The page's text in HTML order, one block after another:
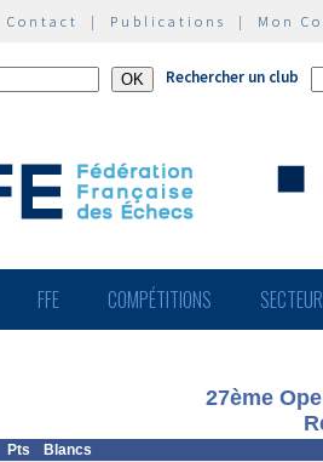
Contact | Publications | Mon
Rechercher un club
FFE COMPÉTITIONS
27ème
Pts
Blancs